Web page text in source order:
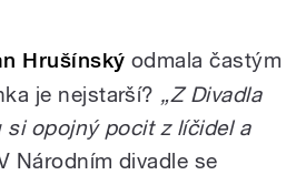
Hrušínský odmala častým
je nejstarší? „Z Divadla
si opojný pocit z líčidel a
Národním divadle se